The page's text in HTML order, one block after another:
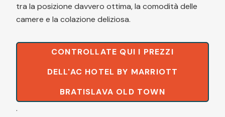
tra la posizione davvero ottima, la comodità delle
camere e la colazione deliziosa.
CONTROLLATE QUI I PREZZI
DELL'AC HOTEL BY MARRIOTT
BRATISLAVA OLD TOWN
.